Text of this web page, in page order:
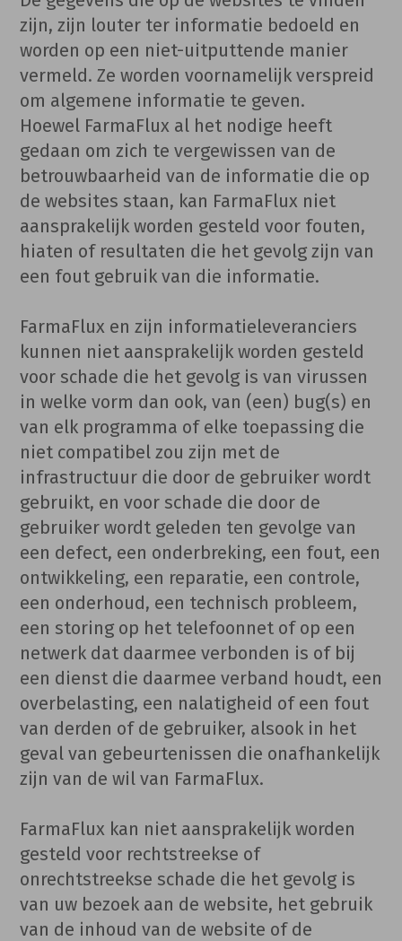
zijn, zijn louter ter informatie bedoeld en
worden op een niet-uitputtende manier
vermeld. Ze worden voornamelijk verspreid
om algemene informatie te geven.
Hoewel FarmaFlux al het nodige heeft
gedaan om zich te vergewissen van de
betrouwbaarheid van de informatie die op
de websites staan, kan FarmaFlux niet
aansprakelijk worden gesteld voor fouten,
hiaten of resultaten die het gevolg zijn van
een fout gebruik van die informatie.
FarmaFlux en zijn informatieleveranciers
kunnen niet aansprakelijk worden gesteld
voor schade die het gevolg is van virussen
in welke vorm dan ook, van (een) bug(s) en
van elk programma of elke toepassing die
niet compatibel zou zijn met de
infrastructuur die door de gebruiker wordt
gebruikt, en voor schade die door de
gebruiker wordt geleden ten gevolge van
een defect, een onderbreking, een fout, een
ontwikkeling, een reparatie, een controle,
een onderhoud, een technisch probleem,
een storing op het telefoonnet of op een
netwerk dat daarmee verbonden is of bij
een dienst die daarmee verband houdt, een
overbelasting, een nalatigheid of een fout
van derden of de gebruiker, alsook in het
geval van gebeurtenissen die onafhankelijk
zijn van de wil van FarmaFlux.
FarmaFlux kan niet aansprakelijk worden
gesteld voor rechtstreekse of
onrechtstreekse schade die het gevolg is
van uw bezoek aan de website, het gebruik
van de inhoud van de website of de